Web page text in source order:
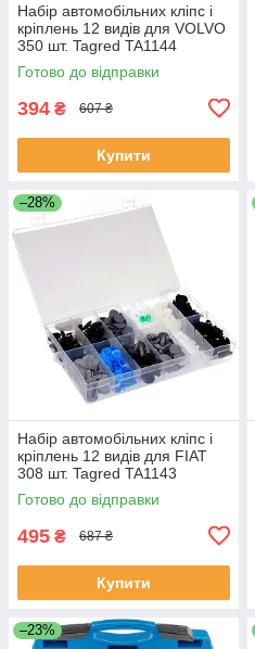
Набір автомобільних кліпс і
кріплень 12 видів для VOLVO
350 шт. Tagred TA1144
Готово до відправки
394 ₴ 607 ₴
Купити
–28%
Набір автомобільних кліпс і
кріплень 12 видів для FIAT
308 шт. Tagred TA1143
Готово до відправки
495 ₴ 687 ₴
Купити
–23%